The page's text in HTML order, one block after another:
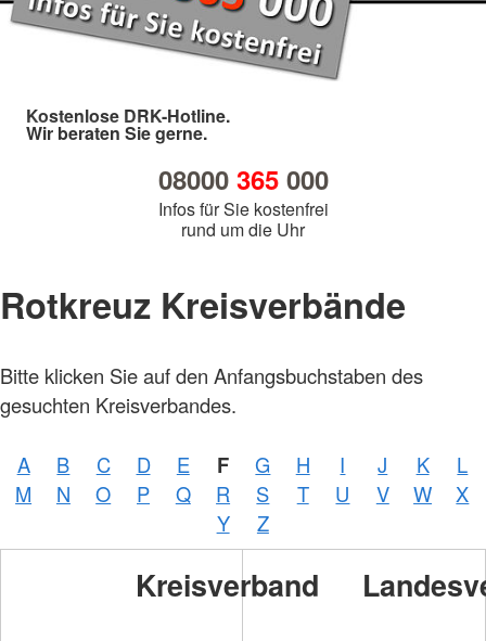
Kostenlose DRK-Hotline.
Wir beraten Sie gerne.
08000 365000
Infos für Sie kostenfrei
rund um die Uhr
Rotkreuz Kreisverbände
Bitte klicken Sie auf den Anfangsbuchstaben des
gesuchten Kreisverbandes.
A B C D E F G H I J K
L
M
N O P Q R S T U V W
X
Y
Z
Kreisverband